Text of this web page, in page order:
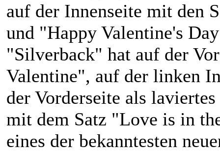
auf der Innenseite mit den
und "Happy Valentine's
"Silverback" hat auf der
Valentine", auf der linken
der Vorderseite als
mit dem Satz "Love is in
eines der bekanntesten